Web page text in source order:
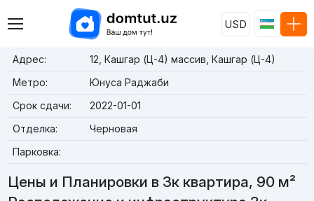
USD
Адрес:
12, Кашгар (Ц-4) массив, Кашгар (Ц-4)
Метро:
Юнуса Раджаби
Срок сдачи:
2022-01-01
Отделка:
Черновая
Парковка:
Цены и Планировки в 3к квартира, 90 м²